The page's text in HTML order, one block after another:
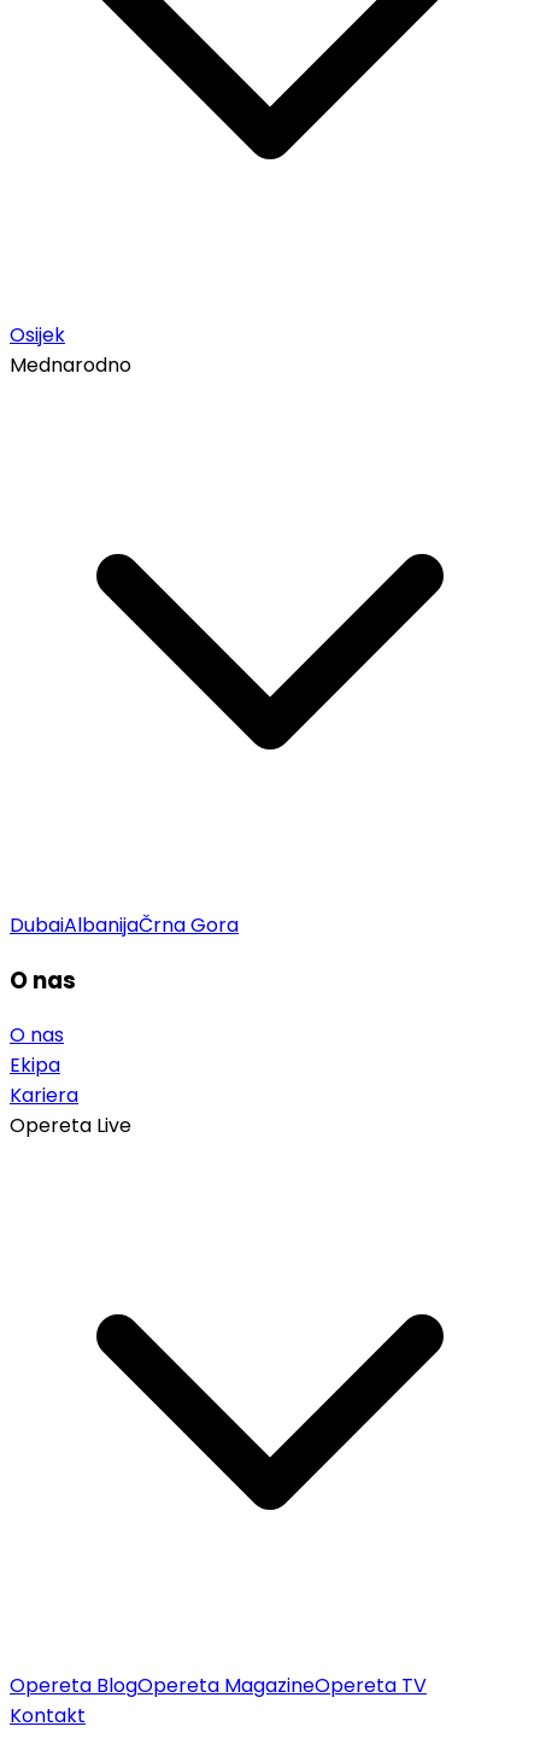
Osijek
Mednarodno
DubaiAlbanijaČrna Gora
O nas
O nas
Ekipa
Kariera
Opereta Live
Opereta BlogOpereta MagazineOpereta TV
Kontakt